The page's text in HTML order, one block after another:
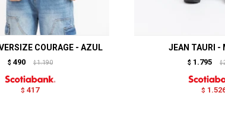
COURAGE - AZUL
$ 490 $ 1.190
$ 417
JEAN TAURI -
$ 1.795 $
$